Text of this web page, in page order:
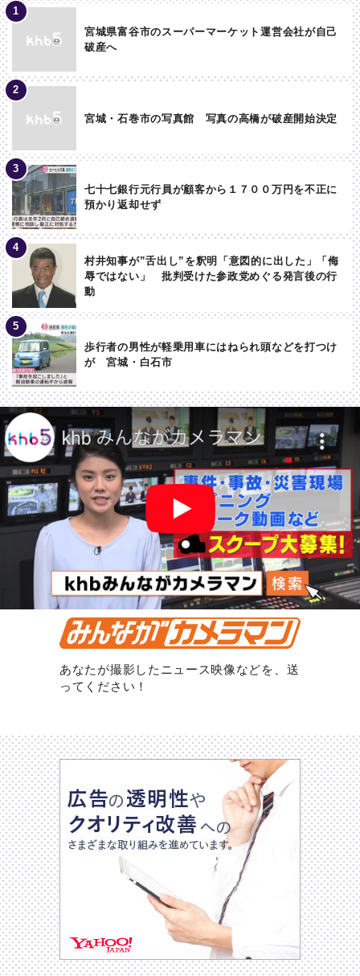
宮城県富谷市のスーパーマーケット運営会社が自己
破産へ
宮城・石巻市の写真館 写真の高橋が破産開始決定
七十七銀行元行員が顧客から１７００万円を不正に
預かり返却せず
村井知事が”舌出し”を釈明「意図的に出した」「侮
辱ではない」 批判受けた参政党めぐる発言後の行
動
歩行者の男性が軽乗用車にはねられ頭などを打つけ
が 宮城・白石市
あなたが撮影したニュース映像などを、送
ってください！